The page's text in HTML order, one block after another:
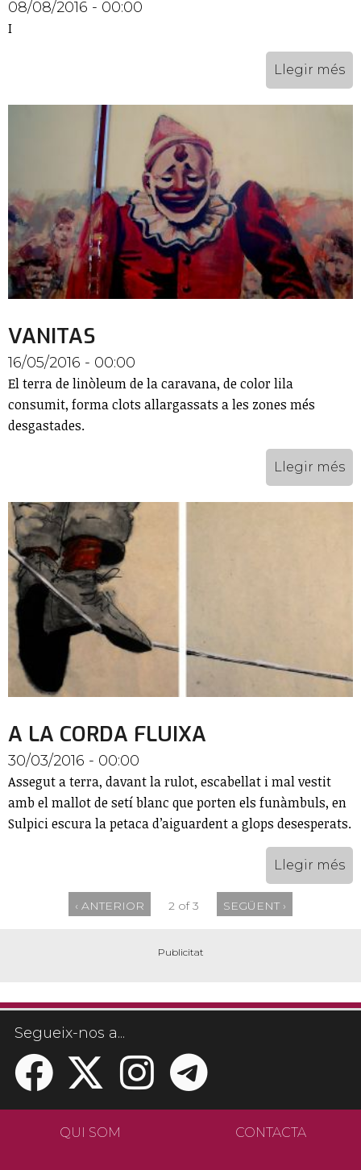
08/08/2016 - 00:00
I
Llegir més
VANITAS
16/05/2016 - 00:00
El terra de linòleum de la caravana, de color lila
consumit, forma clots allargassats a les zones més
desgastades.
Llegir més
A LA CORDA FLUIXA
30/03/2016 - 00:00
Assegut a terra, davant la rulot, escabellat i mal vestit
amb el mallot de setí blanc que porten els funàmbuls, en
Sulpici escura la petaca d’aiguardent a glops desesperats.
Llegir més
‹ ANTERIOR 2 of 3 SEGÜENT ›
Segueix-nos a...
QUI SOM CONTACTA